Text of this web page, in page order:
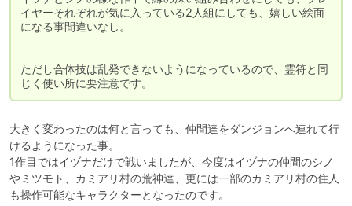
イヤーそれぞれが気に入っている2人組にしても、嬉しい絵面
になる事間違いなし。
ただし合体技は乱発できないようになっているので、霊符と同
じく使い所に要注意です。
大きく変わったのは何と言っても、仲間達をダンジョンへ連れて行
けるようになった事。
1作目ではイヅナだけで戦いましたが、今度はイヅナの仲間のシノ
やミツモト、カミアリ村の荒神達、更には一部のカミアリ村の住人
も操作可能なキャラクターとなったのです。